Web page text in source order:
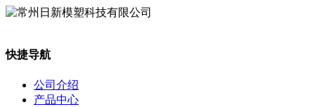
快捷导航
公司介绍
产品中心